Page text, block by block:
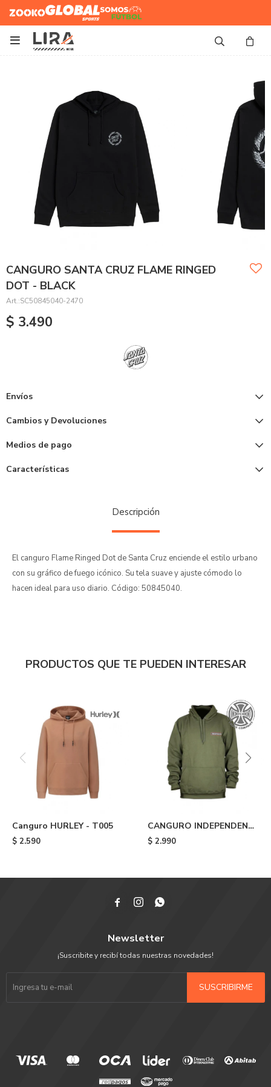
Zooko Global Sports
Somos
Futbol

CANGURO SANTA CRUZ FLAME RINGED
DOT - BLACK
SC50845040-2470
$ 3.490
Envíos
Cambios y Devoluciones
Medios de pago
Características
Descripción
El canguro Flame Ringed Dot de Santa Cruz enciende el estilo urbano
con su gráfico de fuego icónico. Su tela suave y ajuste cómodo lo
hacen ideal para uso diario. Código: 50845040.
PRODUCTOS QUE TE PUEDEN INTERESAR
Canguro HURLEY - T005
$ 2.590
CANGURO INDEPENDENT
ITC PROFILE HOOD -
$ 2.990
  
Newsletter
¡Suscribite y recibí todas nuestras novedades!
SUSCRIBIRME